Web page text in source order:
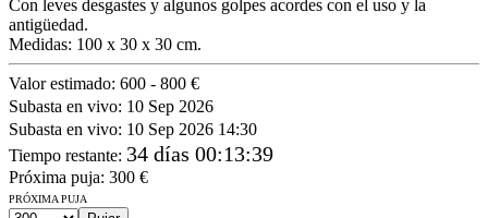
Con leves desgastes y algunos golpes acordes con el uso y la
antigüedad.
Medidas: 100 x 30 x 30 cm.
Valor estimado: 600 - 800 €
Subasta en vivo: 10 Sep 2026
Subasta en vivo: 10 Sep 2026 14:30
Tiempo restante: 34 días 00:13:39
Próxima puja: 300 €
PRÓXIMA PUJA